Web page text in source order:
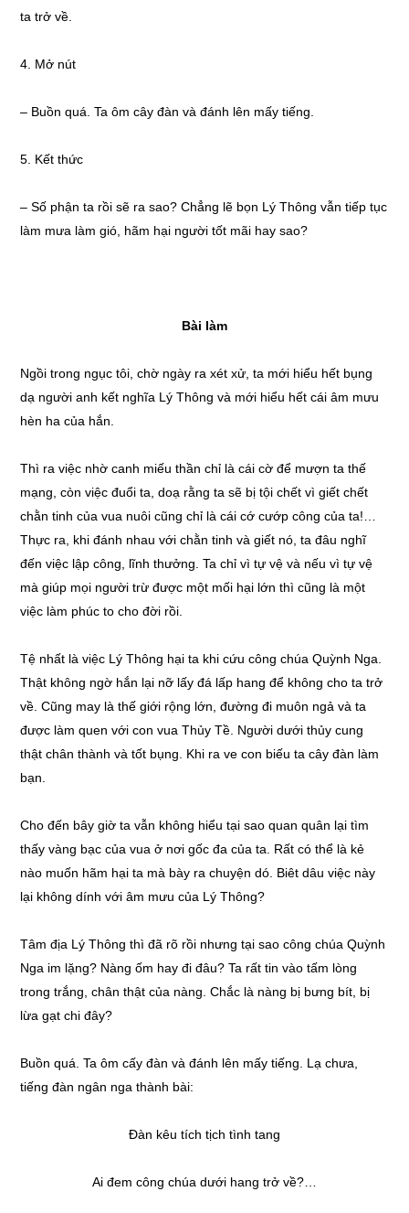
ta trở về.
4. Mở nút
– Buồn quá. Ta ôm cây đàn và đánh lên mấy tiếng.
5. Kết thức
– Số phận ta rồi sẽ ra sao? Chẳng lẽ bọn Lý Thông vẫn tiếp tục
làm mưa làm gió, hãm hại người tốt mãi hay sao?
Bài làm
Ngồi trong ngục tôi, chờ ngày ra xét xử, ta mới hiểu hết bụng
dạ người anh kết nghĩa Lý Thông và mới hiểu hết cái âm mưu
hèn ha của hắn.
Thì ra việc nhờ canh miếu thần chỉ là cái cờ để mượn ta thế
mạng, còn việc đuổi ta, doạ rằng ta sẽ bị tội chết vì giết chết
chằn tinh của vua nuôi cũng chỉ là cái cớ cướp công của ta!…
Thực ra, khi đánh nhau với chằn tinh và giết nó, ta đâu nghĩ
đến việc lập công, lĩnh thưởng. Ta chỉ vì tự vệ và nếu vì tự vệ
mà giúp mọi người trừ được một mối hại lớn thì cũng là một
việc làm phúc to cho đời rồi.
Tệ nhất là việc Lý Thông hại ta khi cứu công chúa Quỳnh Nga.
Thật không ngờ hắn lại nỡ lấy đá lấp hang để không cho ta trở
về. Cũng may là thế giới rộng lớn, đường đi muôn ngả và ta
được làm quen với con vua Thủy Tề. Người dưới thủy cung
thật chân thành và tốt bụng. Khi ra ve con biếu ta cây đàn làm
bạn.
Cho đến bây giờ ta vẫn không hiểu tại sao quan quân lại tìm
thấy vàng bạc của vua ở nơi gốc đa của ta. Rất có thể là kẻ
nào muốn hãm hại ta mà bày ra chuyện dó. Biêt dâu việc này
lại không dính với âm mưu của Lý Thông?
Tâm địa Lý Thông thì đã rõ rồi nhưng tại sao công chúa Quỳnh
Nga im lặng? Nàng ốm hay đi đâu? Ta rất tin vào tấm lòng
trong trắng, chân thật của nàng. Chắc là nàng bị bưng bít, bị
lừa gạt chi đây?
Buồn quá. Ta ôm cấy đàn và đánh lên mấy tiếng. Lạ chưa,
tiếng đàn ngân nga thành bài:
Đàn kêu tích tịch tình tang
Ai đem công chúa dưới hang trở về?…